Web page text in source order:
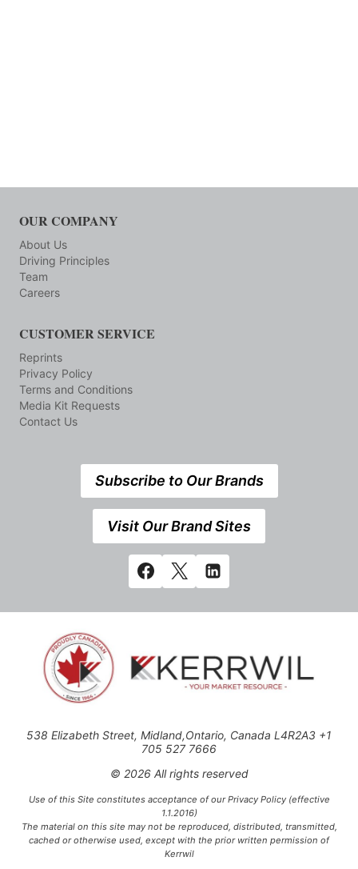
OUR COMPANY
About Us
Driving Principles
Team
Careers
CUSTOMER SERVICE
Reprints
Privacy Policy
Terms and Conditions
Media Kit Requests
Contact Us
Subscribe to Our Brands
Visit Our Brand Sites
538 Elizabeth Street, Midland,Ontario, Canada L4R2A3 +1
705 527 7666
© 2026 All rights reserved
Use of this Site constitutes acceptance of our Privacy Policy (effective
1.1.2016)
The material on this site may not be reproduced, distributed, transmitted,
cached or otherwise used, except with the prior written permission of
Kerrwil